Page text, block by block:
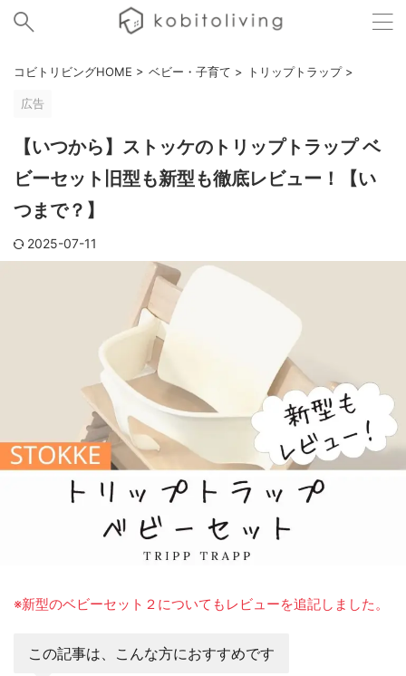
コビトリビングHOME > ベビー・子育て > トリップトラップ >
広告
【いつから】ストッケのトリップトラップ ベ
ビーセット旧型も新型も徹底レビュー！【い
つまで？】
2025-07-11
※新型のベビーセット２についてもレビューを追記しました。
この記事は、こんな方におすすめです